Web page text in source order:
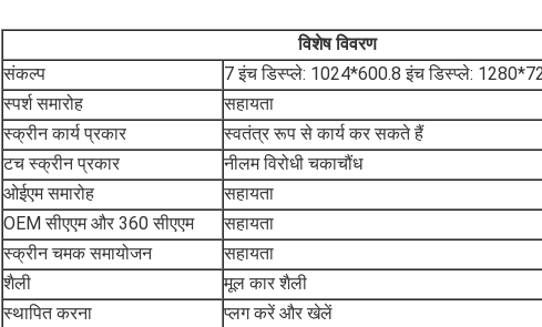
विशेष विवरण
संकल्प
7 इंच डिस्प्ले: 1024*600.8 इंच डिस्प्ले:
स्पर्श समारोह
सहायता
स्क्रीन कार्य प्रकार
स्वतंत्र रूप से कार्य कर सकते हैं
टच स्क्रीन प्रकार
नीलम विरोधी चकाचौंध
ओईएम समारोह
सहायता
OEM सीएएम और 360 सीएएम
सहायता
स्क्रीन चमक समायोजन
सहायता
शैली
मूल कार शैली
स्थापित करना
प्लग करें और खेलें